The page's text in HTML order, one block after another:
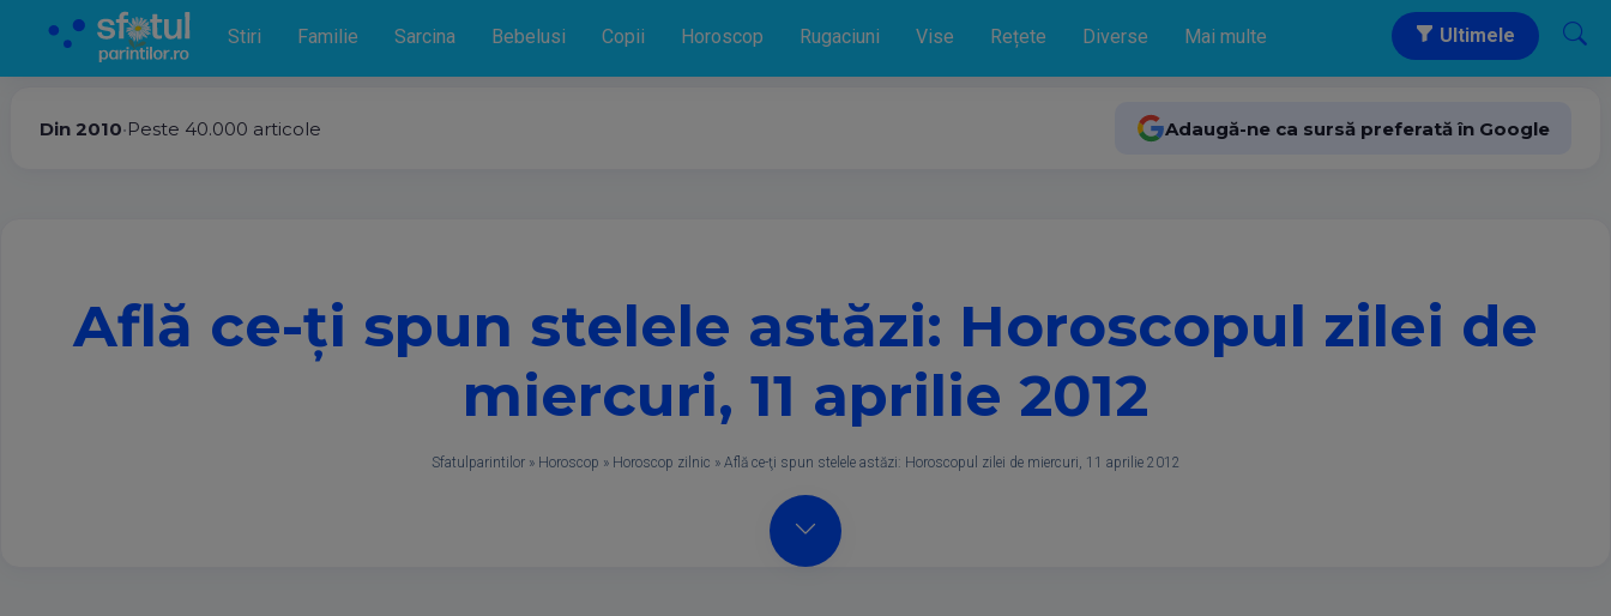
Stiri Familie Sarcina Bebelusi Copii Horoscop Rugaciuni Vise Rețete Diverse Mai multe Ultimele
Din 2010•Peste 40.000 articole Adaugă-ne ca sursă preferată în Google
Află ce-ţi spun stelele astăzi: Horoscopul zilei de
miercuri, 11 aprilie 2012
Sfatulparintilor» Horoscop » Horoscop zilnic » Află ce-ţi spun stelele astăzi: Horoscopul zilei de miercuri, 11 aprilie 2012